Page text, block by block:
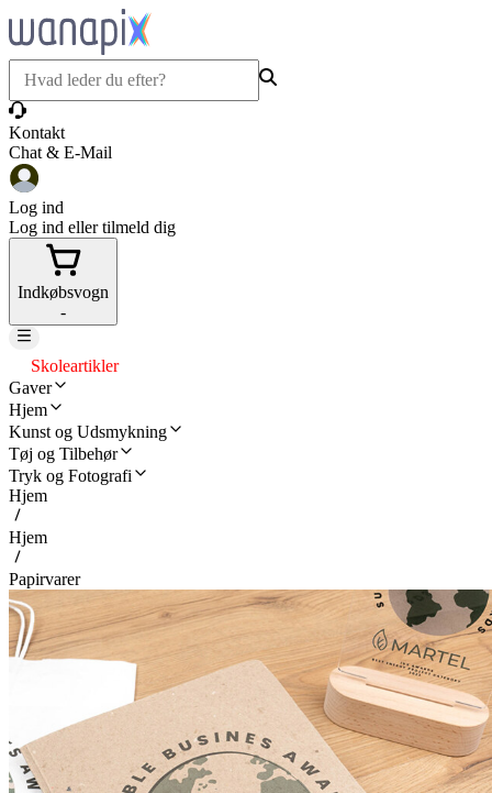
Kontakt
Chat & E-Mail
Log ind
Log ind eller tilmeld dig
Indkøbsvogn
-
Skoleartikler
Gaver
Hjem
Kunst og Udsmykning
Tøj og Tilbehør
Tryk og Fotografi
Hjem
Hjem
Papirvarer